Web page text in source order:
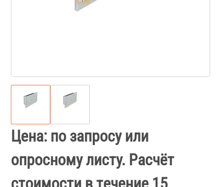
Цена: по запросу или
опросному листу. Расчёт